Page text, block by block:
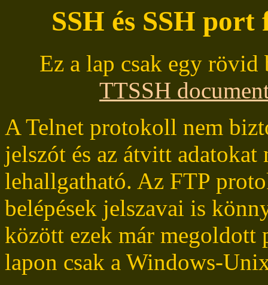
SSH és SSH
Ez a lap csak egy rövid
TTSSH
A Telnet protokoll nem
jelszót és az átvitt
lehallgatható. Az FTP
belépések jelszavai is
között ezek már megoldott
lapon csak a Windows-